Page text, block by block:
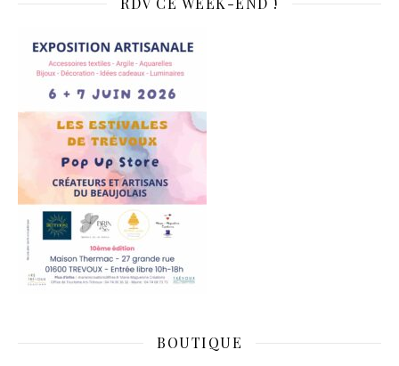
BOUTIQUE